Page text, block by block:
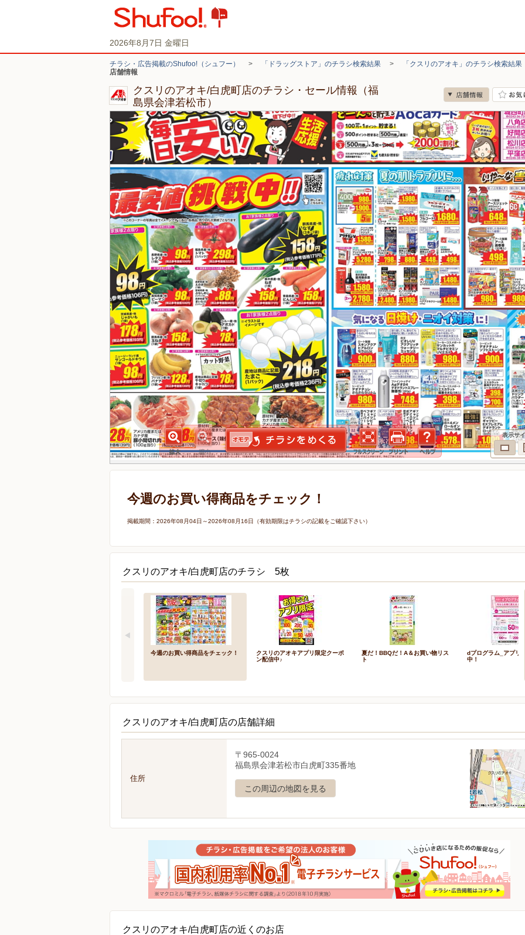
2026年8月7日 金曜日
チラシ・広告掲載のShufoo!（シュフー） > 「ドラッグストア」のチラシ検索結果 > 「クスリのアオキ」のチラシ検索結果
店舗情報
クスリのアオキ/白虎町店のチラシ・セール情報（福
島県会津若松市）
表示サ
今週のお買い得商品をチェック！
掲載期間：2026年08月04日～2026年08月16日（有効期限はチラシの記載をご確認下さい）
クスリのアオキ/白虎町店のチラシ 5枚
今週のお買い得商品をチェック！
クスリのアオキアプリ限定クーポ
ン配信中♪
夏だ！BBQだ！A＆お買い物リス
ト
dプログラム_アプリ
中！
クスリのアオキ/白虎町店の店舗詳細
住所
〒965-0024
福島県会津若松市白虎町335番地
この周辺の地図を見る
クスリのアオキ/白虎町店の近くのお店